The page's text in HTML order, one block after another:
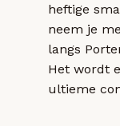
heftige
neem je
langs
Het wordt
ultieme